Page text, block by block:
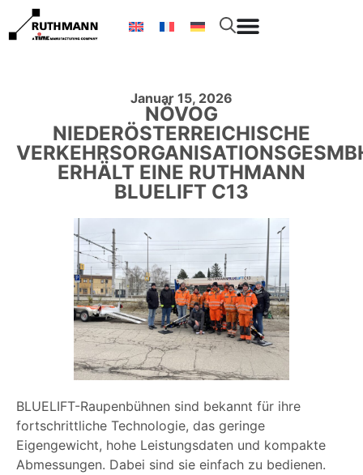
Januar 15, 2026
NÖVOG
NIEDERÖSTERREICHISCHE
ERHÄLT EINE RUTHMANN
BLUELIFT C13
BLUELIFT-Raupenbühnen sind bekannt für ihre
fortschrittliche Technologie, das geringe
Eigengewicht, hohe Leistungsdaten und kompakte
Abmessungen. Dabei sind sie einfach zu bedienen.